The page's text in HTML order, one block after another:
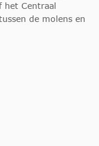
het Centraal
de molens en